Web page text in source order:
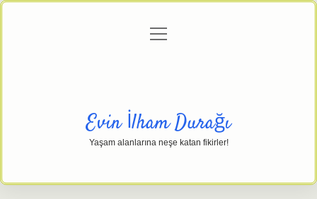
Gizlilik Politikası
menüyü
Evin İlham Durağı
Yaşam alanlarına neşe katan fikirler!